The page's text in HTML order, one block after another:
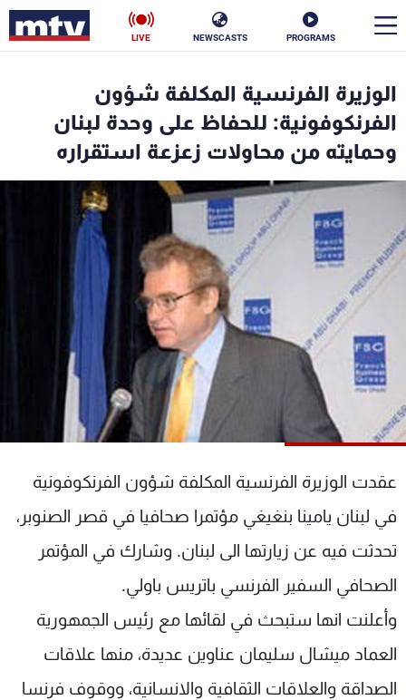
PROGRAMS
NEWSCASTS
LIVE
الوزيرة الفرنسية المكلفة شؤون
الفرنكوفونية: للحفاظ على وحدة لبنان
وحمايته من محاولات زعزعة استقراره
عقدت الوزيرة الفرنسية المكلفة شؤون الفرنكوفونية
في لبنان يامينا بنغيغي مؤتمرا صحافيا في قصر الصنوبر،
تحدثت فيه عن زيارتها الى لبنان. وشارك في المؤتمر
الصحافي السفير الفرنسي باتريس باولي.
وأعلنت انها ستبحث في لقائها مع رئيس الجمهورية
العماد ميشال سليمان عناوين عديدة، منها علاقات
الصداقة والعلاقات الثقافية والانسانية، ووقوف فرنسا
الأخبار
سياسة ناس
فن
منوعات رياضة
كأس العالم
البرامج
جدول البرامج
شاهد البرامج
الترددات
عن MTV
الإنـتـاج
لاعلاناتكم
وظائف
تواصل معنا
شروط الإسـتخدام